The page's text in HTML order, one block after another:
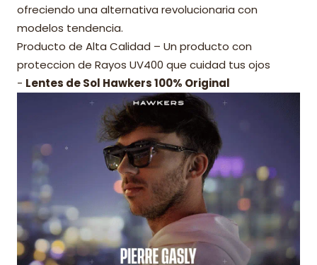
ofreciendo una alternativa revolucionaria con
modelos tendencia.
Producto de Alta Calidad – Un producto con
proteccion de Rayos UV400 que cuidad tus ojos
- Lentes de Sol Hawkers 100% Original